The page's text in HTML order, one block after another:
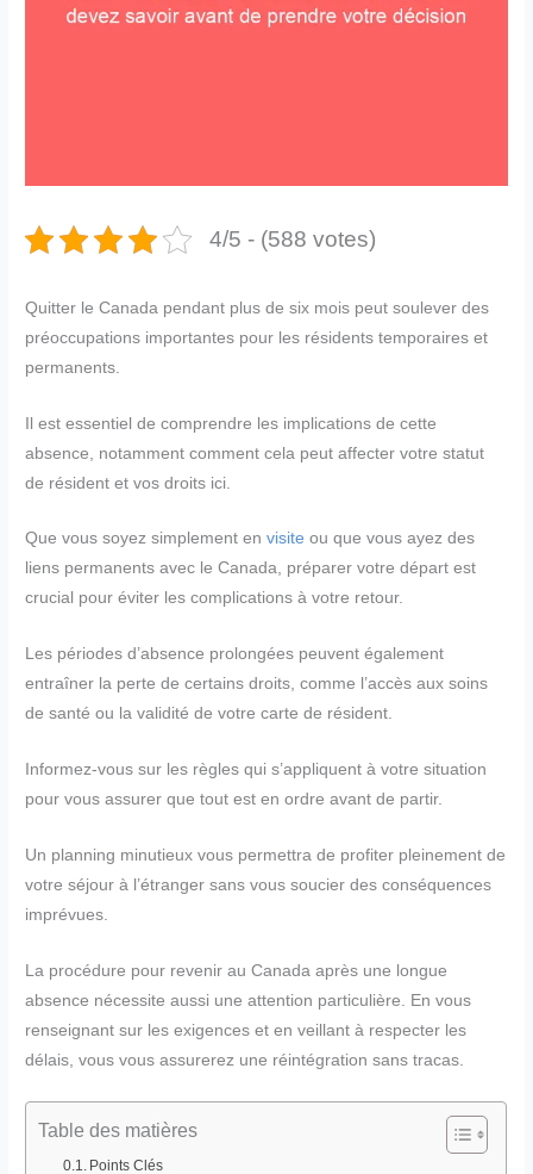
4/5 - (588 votes)
Quitter le Canada pendant plus de six mois peut soulever des
préoccupations importantes pour les résidents temporaires et
permanents.
Il est essentiel de comprendre les implications de cette
absence, notamment comment cela peut affecter votre statut
de résident et vos droits ici.
Que vous soyez simplement envisite ou que vous ayez des
liens permanents avec le Canada, préparer votre départ est
crucial pour éviter les complications à votre retour.
Les périodes d’absence prolongées peuvent également
entraîner la perte de certains droits, comme l’accès aux soins
de santé ou la validité de votre carte de résident.
Informez-vous sur les règles qui s’appliquent à votre situation
pour vous assurer que tout est en ordre avant de partir.
Un planning minutieux vous permettra de profiter pleinement de
votre séjour à l’étranger sans vous soucier des conséquences
imprévues.
La procédure pour revenir au Canada après une longue
absence nécessite aussi une attention particulière. En vous
renseignant sur les exigences et en veillant à respecter les
délais, vous vous assurerez une réintégration sans tracas.
Table des matières
Points Clés